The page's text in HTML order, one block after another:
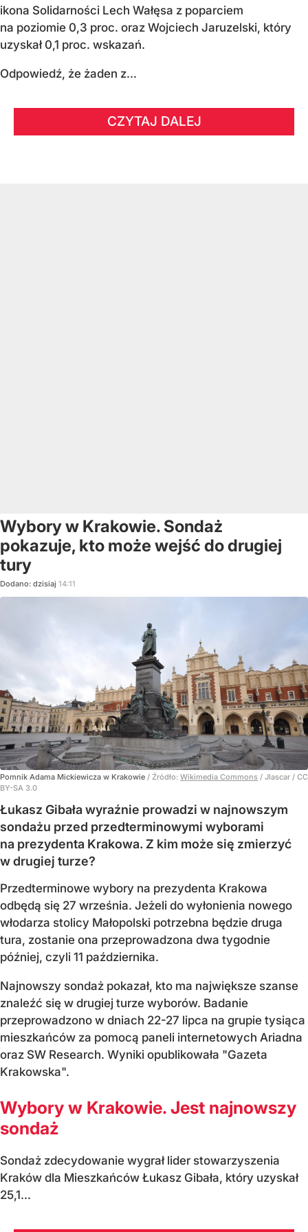
ikona Solidarności Lech Wałęsa z poparciem
na poziomie 0,3 proc. oraz Wojciech Jaruzelski, który
uzyskał 0,1 proc. wskazań.
Odpowiedź, że żaden z...
CZYTAJ DALEJ
Wybory w Krakowie. Sondaż
pokazuje, kto może wejść do drugiej
tury
Dodano: dzisiaj 14:11
Pomnik Adama Mickiewicza w Krakowie / Źródło: Wikimedia Commons / Jlascar / CC
BY-SA 3.0
Łukasz Gibała wyraźnie prowadzi w najnowszym
sondażu przed przedterminowymi wyborami
na prezydenta Krakowa. Z kim może się zmierzyć
w drugiej turze?
Przedterminowe wybory na prezydenta Krakowa
odbędą się 27 września. Jeżeli do wyłonienia nowego
włodarza stolicy Małopolski potrzebna będzie druga
tura, zostanie ona przeprowadzona dwa tygodnie
później, czyli 11 października.
Najnowszy sondaż pokazał, kto ma największe szanse
znaleźć się w drugiej turze wyborów. Badanie
przeprowadzono w dniach 22-27 lipca na grupie tysiąca
mieszkańców za pomocą paneli internetowych Ariadna
oraz SW Research. Wyniki opublikowała "Gazeta
Krakowska".
Wybory w Krakowie. Jest najnowszy
sondaż
Sondaż zdecydowanie wygrał lider stowarzyszenia
Kraków dla Mieszkańców Łukasz Gibała, który uzyskał
25,1...